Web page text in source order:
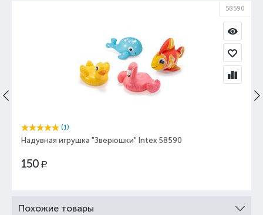
58590
(1)
Надувная игрушка "Зверюшки" Intex 58590
150 Р
Похожие товары